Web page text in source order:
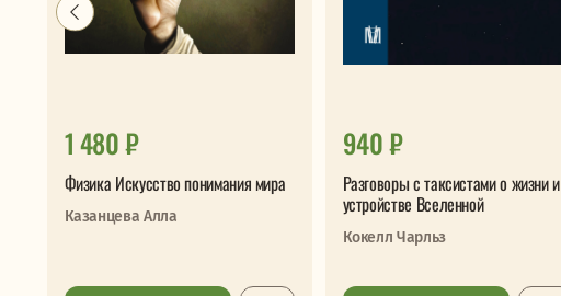
1 480 ₽
Физика Искусство понимания мира
Казанцева Алла
940 ₽
Разговоры с таксистами о жизни и
устройстве Вселенной
Кокелл Чарльз